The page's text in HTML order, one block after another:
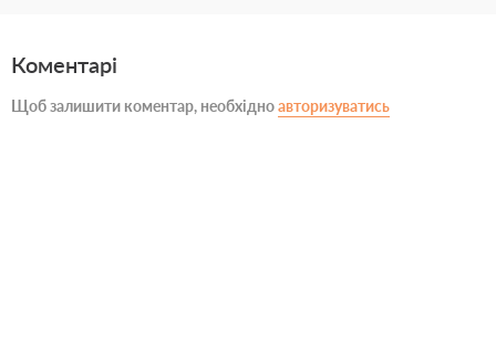
Коментарі
Щоб залишити коментар, необхідноавторизуватись